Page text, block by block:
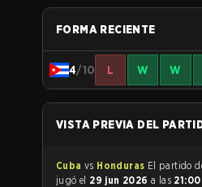
FORMA RECIENTE
4/10 L W W
VISTA PREVIA DEL
Cuba vs Honduras
jugó el 29 jun 2026 a las 21:00